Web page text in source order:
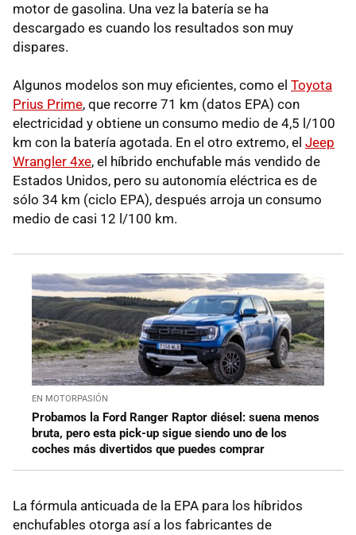
motor de gasolina. Una vez la batería se ha
descargado es cuando los resultados son muy
dispares.
Algunos modelos son muy eficientes, como el Toyota
Prius Prime, que recorre 71 km (datos EPA) con
electricidad y obtiene un consumo medio de 4,5 l/100
km con la batería agotada. En el otro extremo, el Jeep
Wrangler 4xe, el híbrido enchufable más vendido de
Estados Unidos, pero su autonomía eléctrica es de
sólo 34 km (ciclo EPA), después arroja un consumo
medio de casi 12 l/100 km.
EN MOTORPASIÓN
Probamos la Ford Ranger Raptor diésel: suena menos
bruta, pero esta pick-up sigue siendo uno de los
coches más divertidos que puedes comprar
La fórmula anticuada de la EPA para los híbridos
enchufables otorga así a los fabricantes de